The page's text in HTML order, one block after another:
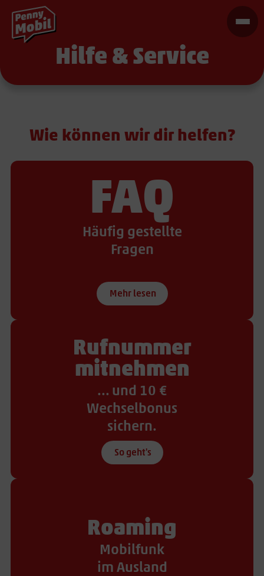
Hilfe & Service
Wie können wir dir helfen?
FAQ
Häufig gestellte
Fragen
Mehr lesen
Rufnummer
mitnehmen
... und 10 €
Wechselbonus
sichern.
So geht's
Roaming
Mobilfunk
im Ausland